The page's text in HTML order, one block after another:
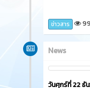
ข่าวสาร
News
วันศุกร์ที่ 22 ธั